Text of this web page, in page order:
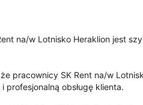
na/w Lotnisko Heraklion jest
pracownicy SK Rent na/w
profesjonalną obsługę klienta.